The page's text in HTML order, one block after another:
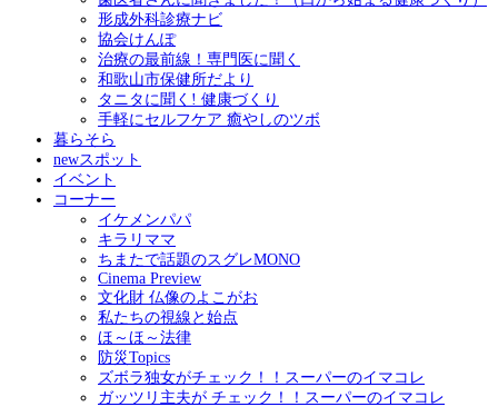
形成外科診療ナビ
協会けんぽ
治療の最前線！専門医に聞く
和歌山市保健所だより
タニタに聞く! 健康づくり
手軽にセルフケア 癒やしのツボ
暮らそら
newスポット
イベント
コーナー
イケメンパパ
キラリママ
ちまたで話題のスグレMONO
Cinema Preview
文化財 仏像のよこがお
私たちの視線と始点
ほ～ほ～法律
防災Topics
ズボラ独女がチェック！！スーパーのイマコレ
ガッツリ主夫が チェック！！スーパーのイマコレ